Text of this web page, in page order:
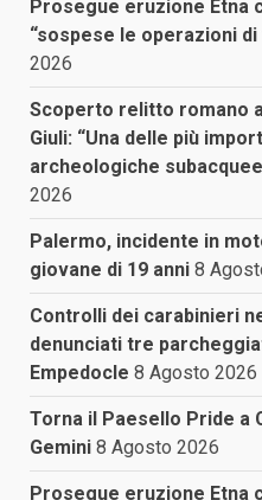
Prosegue eruzione Etna
“sospese le operazioni di
2026
Scoperto relitto romano
Giuli: “Una delle più
archeologiche
2026
Palermo, incidente in
giovane di 19 anni 8
Controlli dei carabinieri
denunciati tre
Empedocle 8 Agosto 2026
Torna il Paesello Pride a
Gemini 8 Agosto 2026
Prosegue eruzione Etna